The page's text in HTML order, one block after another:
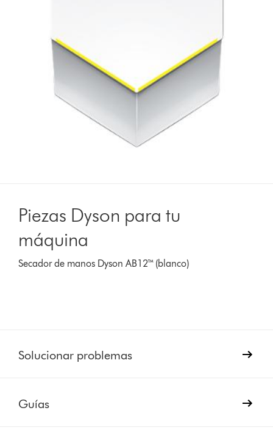
Piezas Dyson para tu
máquina
Secador de manos Dyson AB12™ (blanco)
Solucionar problemas
Guías